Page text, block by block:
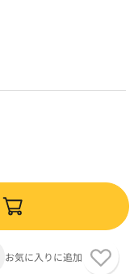
お気に入りに追加